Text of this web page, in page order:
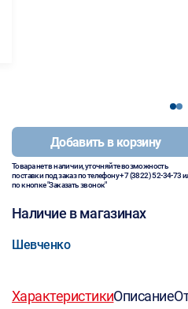
12
Добавить в корзину
Товара нет в наличии, уточняйте возможность
поставки под заказ по телефону+7 (3822) 52-34-73
по кнопке "Заказать звонок"
Наличие в магазинах
Шевченко
ХарактеристикиОписание